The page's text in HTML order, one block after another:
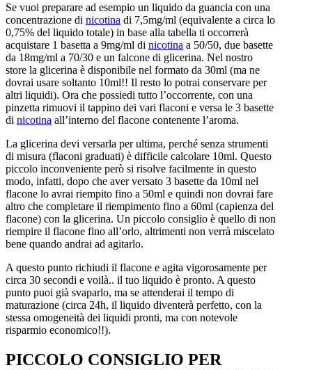
Se vuoi preparare ad esempio un liquido da guancia con una
concentrazione di nicotina di 7,5mg/ml (equivalente a circa lo
0,75% del liquido totale) in base alla tabella ti occorrerà
acquistare 1 basetta a 9mg/ml di nicotina a 50/50, due basette
da 18mg/ml a 70/30 e un falcone di glicerina. Nel nostro
store la glicerina è disponibile nel formato da 30ml (ma ne
dovrai usare soltanto 10ml!! Il resto lo potrai conservare per
altri liquidi). Ora che possiedi tutto l’occorrente, con una
pinzetta rimuovi il tappino dei vari flaconi e versa le 3 basette
di nicotina all’interno del flacone contenente l’aroma.
La glicerina devi versarla per ultima, perché senza strumenti
di misura (flaconi graduati) è difficile calcolare 10ml. Questo
piccolo inconveniente però si risolve facilmente in questo
modo, infatti, dopo che aver versato 3 basette da 10ml nel
flacone lo avrai riempito fino a 50ml e quindi non dovrai fare
altro che completare il riempimento fino a 60ml (capienza del
flacone) con la glicerina. Un piccolo consiglio è quello di non
riempire il flacone fino all’orlo, altrimenti non verrà miscelato
bene quando andrai ad agitarlo.
A questo punto richiudi il flacone e agita vigorosamente per
circa 30 secondi e voilà.. il tuo liquido è pronto. A questo
punto puoi già svaparlo, ma se attenderai il tempo di
maturazione (circa 24h, il liquido diventerà perfetto, con la
stessa omogeneità dei liquidi pronti, ma con notevole
risparmio economico!!).
PICCOLO CONSIGLIO PER